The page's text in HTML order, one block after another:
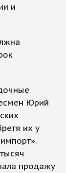
и
Юрий
их у
продажу